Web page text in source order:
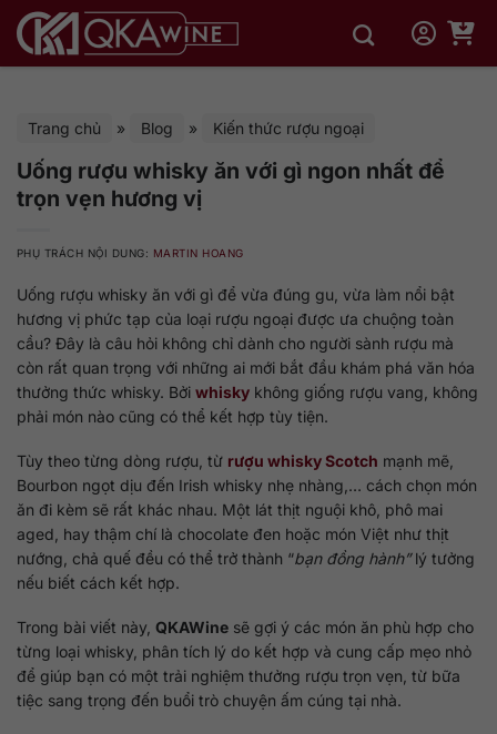
qua
Trang chủ » Blog » Kiến thức rượu ngoại
Uống rượu whisky ăn với gì ngon nhất để
trọn vẹn hương vị
PHỤ TRÁCH NỘI DUNG: MARTIN HOANG
Uống rượu whisky ăn với gì để vừa đúng gu, vừa làm nổi bật
hương vị phức tạp của loại rượu ngoại được ưa chuộng toàn
cầu? Đây là câu hỏi không chỉ dành cho người sành rượu mà
còn rất quan trọng với những ai mới bắt đầu khám phá văn hóa
thưởng thức whisky. Bởi whisky không giống rượu vang, không
phải món nào cũng có thể kết hợp tùy tiện.
Tùy theo từng dòng rượu, từ rượu whisky Scotch mạnh mẽ,
Bourbon ngọt dịu đến Irish whisky nhẹ nhàng,… cách chọn món
ăn đi kèm sẽ rất khác nhau. Một lát thịt nguội khô, phô mai
aged, hay thậm chí là chocolate đen hoặc món Việt như thịt
nướng, chả quế đều có thể trở thành “bạn đồng hành”lý tưởng
nếu biết cách kết hợp.
Trong bài viết này, QKAWine sẽ gợi ý các món ăn phù hợp cho
từng loại whisky, phân tích lý do kết hợp và cung cấp mẹo nhỏ
để giúp bạn có một trải nghiệm thưởng rượu trọn vẹn, từ bữa
tiệc sang trọng đến buổi trò chuyện ấm cúng tại nhà.